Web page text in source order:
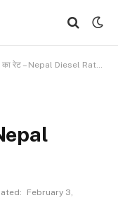
रेट – Nepal Diesel Rate Today
February 3,